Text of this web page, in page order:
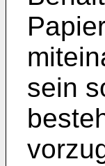
sein